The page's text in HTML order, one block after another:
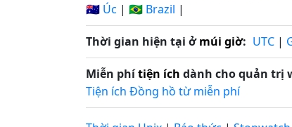
🇦🇺 Úc | 🇧🇷 Brazil |
Thời gian hiện tại ởmúi giờ: UTC |
Miễn phítiện ích dành cho quản trị
Tiện ích Đồng hồ từ miễn phí